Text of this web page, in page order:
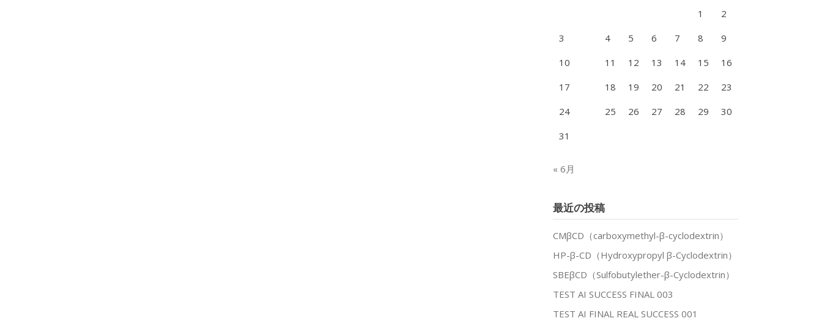
1
2
3
4 5 6 7 8
9
10
11 12 13 14 15
16
17
18 19 20 21 22
23
24
25 26 27 28 29
30
31
« 6月
最近の投稿
CMβCD（carboxymethyl-β-cyclodextrin）
HP-β-CD（Hydroxypropyl β-Cyclodextrin）
SBEβCD（Sulfobutylether-β-Cyclodextrin）
TEST AI SUCCESS FINAL 003
TEST AI FINAL REAL SUCCESS 001